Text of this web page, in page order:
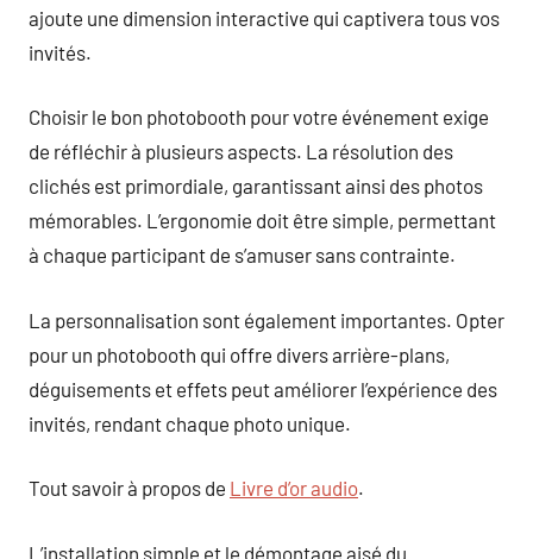
ajoute une dimension interactive qui captivera tous vos
invités.
Choisir le bon photobooth pour votre événement exige
de réfléchir à plusieurs aspects. La résolution des
clichés est primordiale, garantissant ainsi des photos
mémorables. L’ergonomie doit être simple, permettant
à chaque participant de s’amuser sans contrainte.
La personnalisation sont également importantes. Opter
pour un photobooth qui offre divers arrière-plans,
déguisements et effets peut améliorer l’expérience des
invités, rendant chaque photo unique.
Tout savoir à propos de Livre d’or audio.
L’installation simple et le démontage aisé du